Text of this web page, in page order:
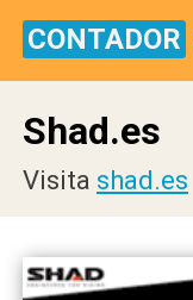
CONTADOR
Shad.es
Visita shad.es